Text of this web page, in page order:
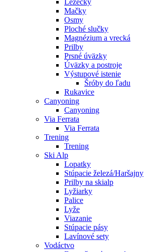
Mačky
Osmy
Ploché slučky
Magnézium a vrecká
Prilby
Prsné úväzky
Úväzky a postroje
Výstupové istenie
Šróby do ľadu
Rukavice
Canyoning
Canyoning
Via Ferrata
Via Ferrata
Trening
Trening
Ski Alp
Lopatky
Stúpacie železá/Haršajny
Prilby na skialp
Lyžiarky
Palice
Lyže
Viazanie
Stúpacie pásy
Lavínové sety
Vodáctvo